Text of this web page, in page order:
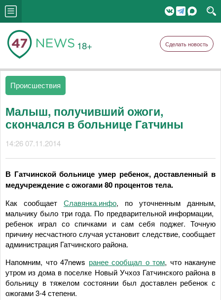
18+ Сделать новость
Происшествия
Малыш, получивший ожоги,
скончался в больнице Гатчины
14:26 07.11.2014
В Гатчинской больнице умер ребенок, доставленный в
медучреждение с ожогами 80 процентов тела.
Как сообщает Славянка.инфо, по уточненным данным,
мальчику было три года. По предварительной информации,
ребенок играл со спичками и сам себя поджег. Точную
причину несчастного случая установит следствие, сообщает
администрация Гатчинского района.
Напомним, что 47news ранее сообщал о том, что накануне
утром из дома в поселке Новый Учхоз Гатчинского района в
больницу в тяжелом состоянии был доставлен ребенок с
ожогами 3-4 степени.